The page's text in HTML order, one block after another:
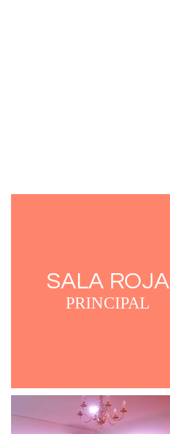
SALA ROJA
PRINCIPAL